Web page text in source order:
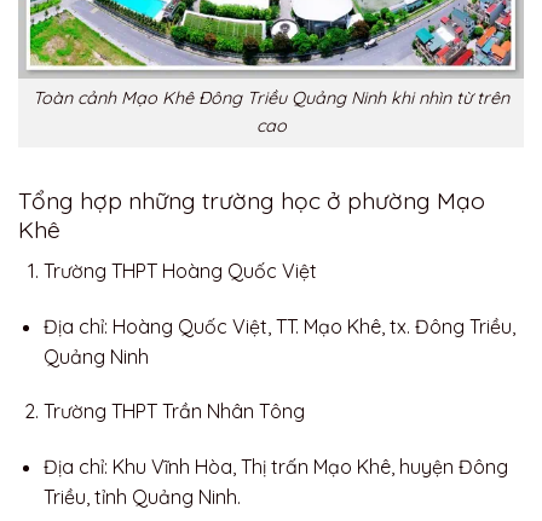
Toàn cảnh Mạo Khê Đông Triều Quảng Ninh khi nhìn từ trên
cao
Tổng hợp những trường học ở phường Mạo
Khê
Trường THPT Hoàng Quốc Việt
Địa chỉ: Hoàng Quốc Việt, TT. Mạo Khê, tx. Đông Triều,
Quảng Ninh
Trường THPT Trần Nhân Tông
Địa chỉ: Khu Vĩnh Hòa, Thị trấn Mạo Khê, huyện Đông
Triều, tỉnh Quảng Ninh.